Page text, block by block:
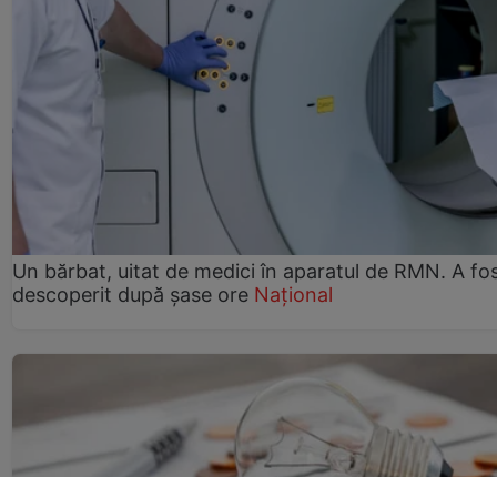
Un bărbat, uitat de medici în aparatul de RMN. A
descoperit după șase ore Național